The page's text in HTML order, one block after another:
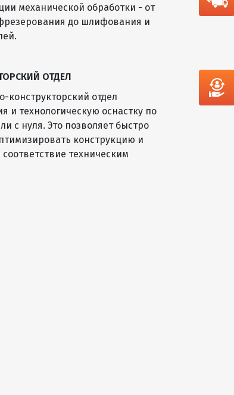
механической обработки - от
до шлифования и
ОТДЕЛ
конструкторский отдел
и технологическую оснастку по
с нуля. Это позволяет быстро
конструкцию и
техническим